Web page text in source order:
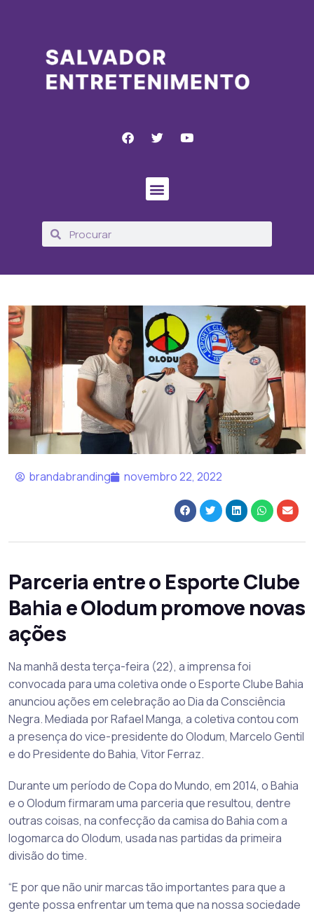
brandabranding novembro 22, 2022
Parceria entre o Esporte Clube
Bahia e Olodum promove novas
ações
Na manhã desta terça-feira (22), a imprensa foi
convocada para uma coletiva onde o Esporte Clube Bahia
anunciou ações em celebração ao Dia da Consciência
Negra. Mediada por Rafael Manga, a coletiva contou com
a presença do vice-presidente do Olodum, Marcelo Gentil
e do Presidente do Bahia, Vitor Ferraz.
Durante um período de Copa do Mundo, em 2014, o Bahia
e o Olodum firmaram uma parceria que resultou, dentre
outras coisas, na confecção da camisa do Bahia com a
logomarca do Olodum, usada nas partidas da primeira
divisão do time.
“E por que não unir marcas tão importantes para que a
gente possa enfrentar um tema que na nossa sociedade